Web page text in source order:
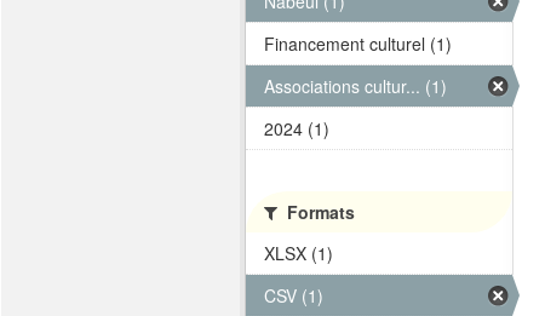
Financement culturel (1)
Associations cultur... (1)
2024 (1)
Formats
XLSX (1)
CSV (1)